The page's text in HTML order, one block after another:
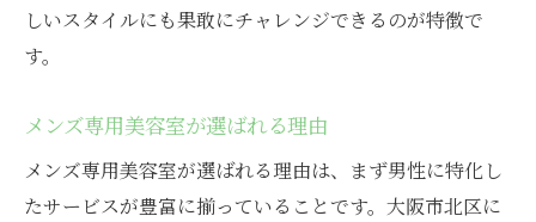
しいスタイルにも果敢にチャレンジできるのが特徴で
す。
メンズ専用美容室が選ばれる理由
メンズ専用美容室が選ばれる理由は、まず男性に特化し
たサービスが豊富に揃っていることです。大阪市北区に